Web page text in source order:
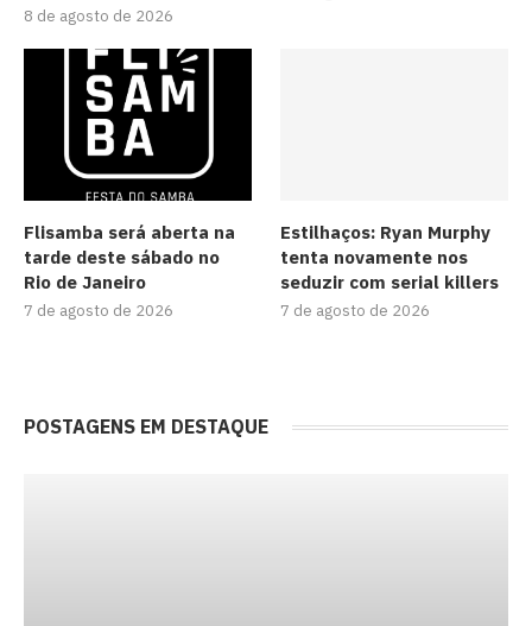
8 de agosto de 2026
Flisamba será aberta na
tarde deste sábado no
Rio de Janeiro
7 de agosto de 2026
Estilhaços: Ryan Murphy
tenta novamente nos
seduzir com serial killers
7 de agosto de 2026
POSTAGENS EM DESTAQUE